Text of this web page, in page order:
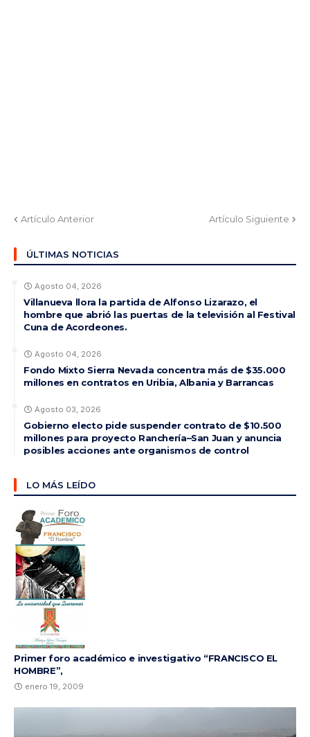
Artículo Anterior Artículo Siguiente
ÚLTIMAS NOTICIAS
Agosto 04, 2026
Villanueva llora la partida de Alfonso Lizarazo, el
hombre que abrió las puertas de la televisión al Festival
Cuna de Acordeones.
Agosto 04, 2026
Fondo Mixto Sierra Nevada concentra más de $35.000
millones en contratos en Uribia, Albania y Barrancas
Agosto 03, 2026
Gobierno electo pide suspender contrato de $10.500
millones para proyecto Ranchería–San Juan y anuncia
posibles acciones ante organismos de control
LO MÁS LEÍDO
Primer foro académico e investigativo “FRANCISCO EL
HOMBRE”,
enero 19, 2009